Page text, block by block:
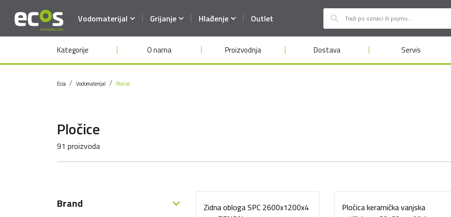
Vodomaterijal Grijanje Hlađenje Outlet
Kategorije O nama Proizvodnja Dostava Servis
Ecos Vodomaterijal Pločice
Pločice
91 proizvoda
Brand
Zidna obloga SPC 2600x1200x4
Pločica keramička vanjska